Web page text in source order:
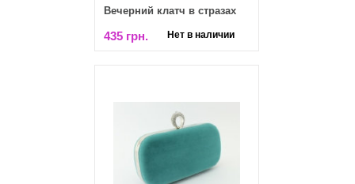
Вечерний клатч в стразах
435 грн. Нет в наличии